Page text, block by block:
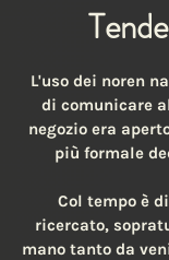
L'uso dei noren
di comunicare
negozio era
più formale
Col tempo è
ricercato,
mano tanto da